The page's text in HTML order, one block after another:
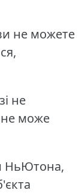
не можете
не
не може
НьЮтона,